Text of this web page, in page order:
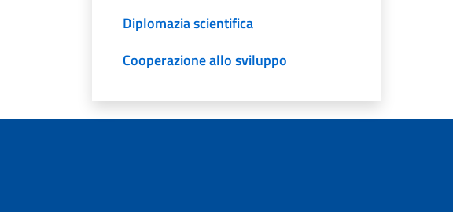
Diplomazia scientifica
Cooperazione allo sviluppo